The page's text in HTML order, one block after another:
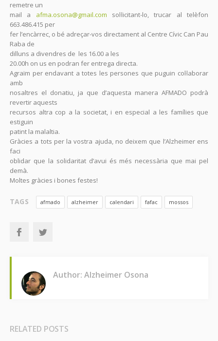
remetre un
mail a afma.osona@gmail.com sol·licitant-lo, trucar al telèfon
663.486.415 per
fer l’encàrrec, o bé adreçar-vos directament al Centre Cívic Can Pau
Raba de
dilluns a divendres de les 16.00 a les
20.00h on us en podran fer entrega directa.
Agraïm per endavant a totes les persones que puguin col·laborar
amb
nosaltres el donatiu, ja que d’aquesta manera AFMADO podrà
revertir aquests
recursos altra cop a la societat, i en especial a les famílies que
estiguin
patint la malaltia.
Gràcies a tots per la vostra ajuda, no deixem que l’Alzheimer ens
faci
oblidar que la solidaritat d’avui és més necessària que mai pel
demà.
Moltes gràcies i bones festes!
TAGS afmado alzheimer calendari fafac mossos
Author: Alzheimer Osona
RELATED POSTS